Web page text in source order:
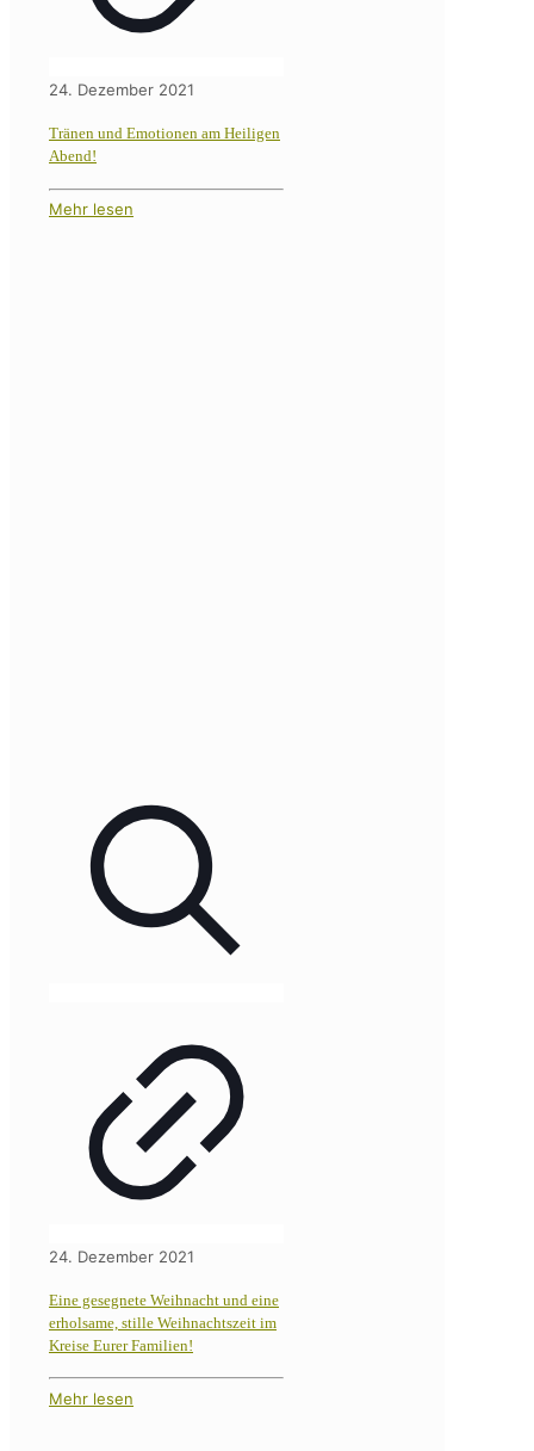
24. Dezember 2021
Tränen und Emotionen am Heiligen
Abend!
Mehr lesen
24. Dezember 2021
Eine gesegnete Weihnacht und eine
erholsame, stille Weihnachtszeit im
Kreise Eurer Familien!
Mehr lesen